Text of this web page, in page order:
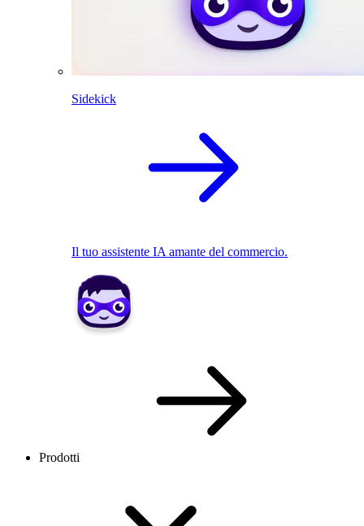
Sidekick
Il tuo assistente IA amante del commercio.
Prodotti